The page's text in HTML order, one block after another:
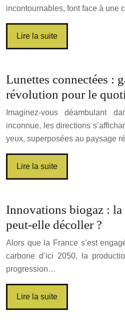
incontournables, font face à une
Lire la suite
Lunettes connectées :
révolution pour le
Imaginez-vous déambulant
inconnue, les directions
yeux, superposées au paysage
Lire la suite
Innovations biogaz :
peut-elle décoller ?
Alors que la France s’est
carbone d’ici 2050, la
progression…
Lire la suite